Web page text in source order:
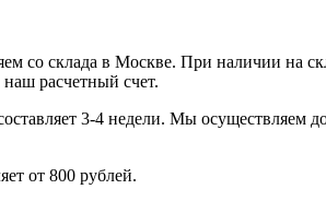
со склада в Москве. При наличии на
расчетный счет.
3-4 недели. Мы осуществляем
от 800 рублей.